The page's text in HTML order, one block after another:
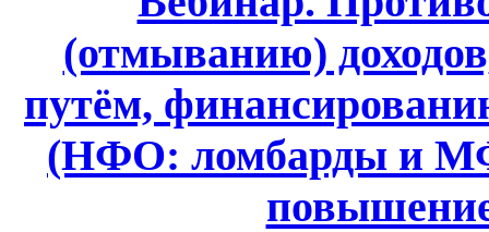
(отмыванию)
путём,
(НФО: ломбарды и